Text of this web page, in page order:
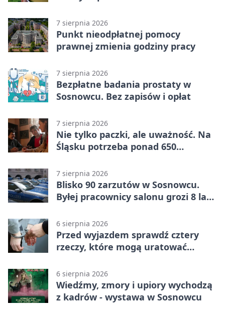
7 sierpnia 2026
Punkt nieodpłatnej pomocy
prawnej zmienia godziny pracy
7 sierpnia 2026
Bezpłatne badania prostaty w
Sosnowcu. Bez zapisów i opłat
7 sierpnia 2026
Nie tylko paczki, ale uważność. Na
Śląsku potrzeba ponad 650
7 sierpnia 2026
Blisko 90 zarzutów w Sosnowcu.
Byłej pracownicy salonu grozi 8 lat
6 sierpnia 2026
Przed wyjazdem sprawdź cztery
rzeczy, które mogą uratować
6 sierpnia 2026
Wiedźmy, zmory i upiory wychodzą
z kadrów - wystawa w Sosnowcu